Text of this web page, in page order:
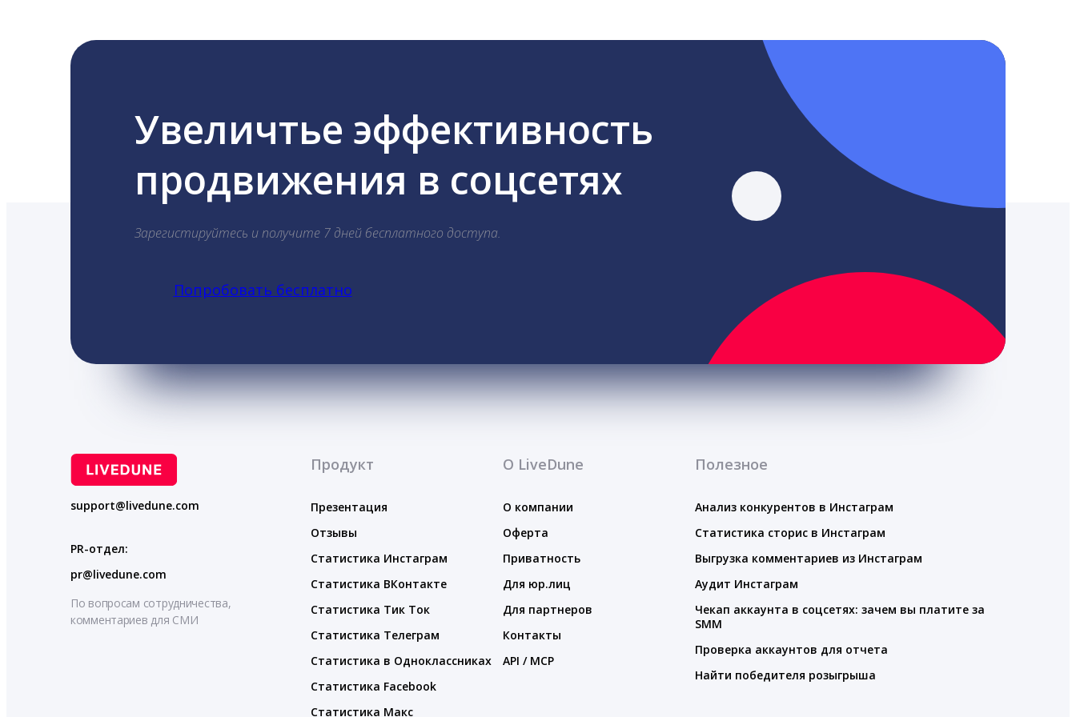
Увеличтье эффективность
продвижения в соцсетях
Зарегистируйтесь и получите 7 дней бесплатного доступа.
Попробовать бесплатно
support@livedune.com
PR-отдел:
pr@livedune.com
По вопросам сотрудничества,
комментариев для СМИ
Продукт
Презентация
Отзывы
Статистика Инстаграм
Статистика ВКонтакте
Статистика Тик Ток
Статистика Телеграм
Статистика в Одноклассниках
Статистика Facebook
Статистика Макс
О LiveDune
О компании
Оферта
Приватность
Для юр.лиц
Для партнеров
Контакты
API / MCP
Полезное
Анализ конкурентов в Инстаграм
Статистика сторис в Инстаграм
Выгрузка комментариев из Инстаграм
Аудит Инстаграм
Чекап аккаунта в соцсетях: зачем вы платите за
SMM
Проверка аккаунтов для отчета
Найти победителя розыгрыша